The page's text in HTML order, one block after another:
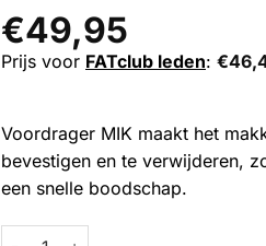
€49,95
Prijs voor FATclub leden: €
Voordrager MIK maakt het
bevestigen en te verwijderen,
een snelle boodschap.
Steco voordrager MIK mat zwart
Alternative: